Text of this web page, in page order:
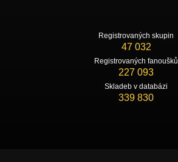
Registrovaných skupin
47 032
Registrovaných fanoušků
227 093
Skladeb v databázi
339 830